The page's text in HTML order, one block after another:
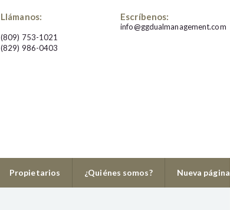
Llámanos:
(809) 753-1021
(829) 986-0403
Escríbenos:
info@ggdualmanagement.com
Propietarios ¿Quiénes somos? Nueva página